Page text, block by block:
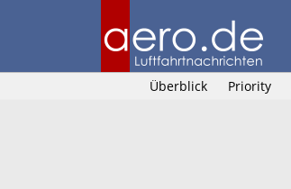
Überblick Priority